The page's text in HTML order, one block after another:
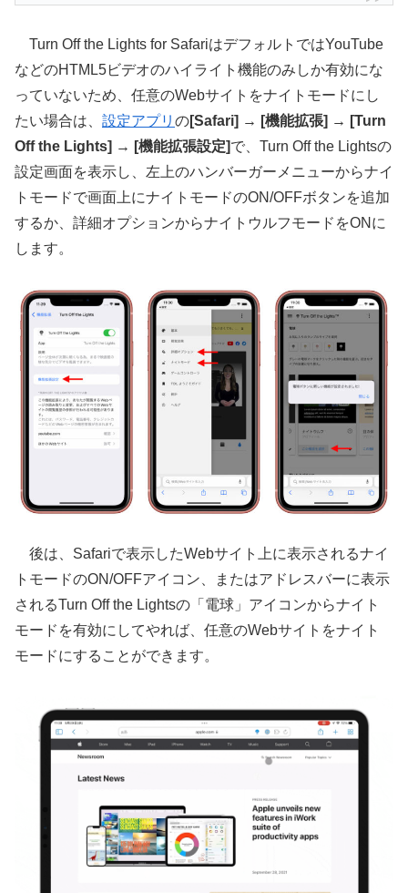
Turn Off the Lights for SafariはデフォルトではYouTube
などのHTML5ビデオのハイライト機能のみしか有効にな
っていないため、任意のWebサイトをナイトモードにし
たい場合は、 設定アプリ の[Safari] → [機能拡張] → [Turn
Off the Lights] → [機能拡張設定]で、Turn Off the Lightsの
設定画面を表示し、左上のハンバーガーメニューからナイ
トモードで画面上にナイトモードのON/OFFボタンを追加
するか、詳細オプションからナイトウルフモードをONに
します。
後は、Safariで表示したWebサイト上に表示されるナイ
トモードのON/OFFアイコン、またはアドレスバーに表示
されるTurn Off the Lightsの「電球」アイコンからナイト
モードを有効にしてやれば、任意のWebサイトをナイト
モードにすることができます。